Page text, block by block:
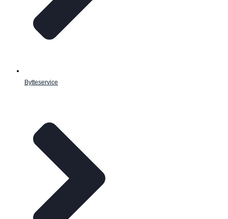
Bytteservice